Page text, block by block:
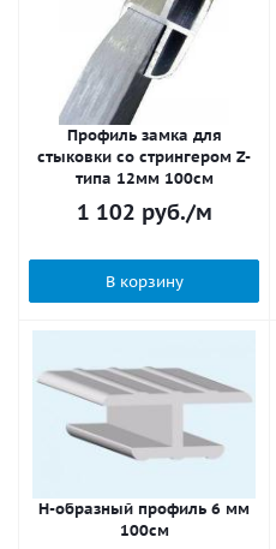
Профиль замка для
стыковки со стрингером Z-
типа 12мм 100см
1 102 руб./м
В корзину
Н-образный профиль 6 мм
100см